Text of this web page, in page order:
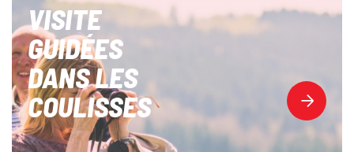
VISITE
GUIDÉES
DANS LES
COULISSES